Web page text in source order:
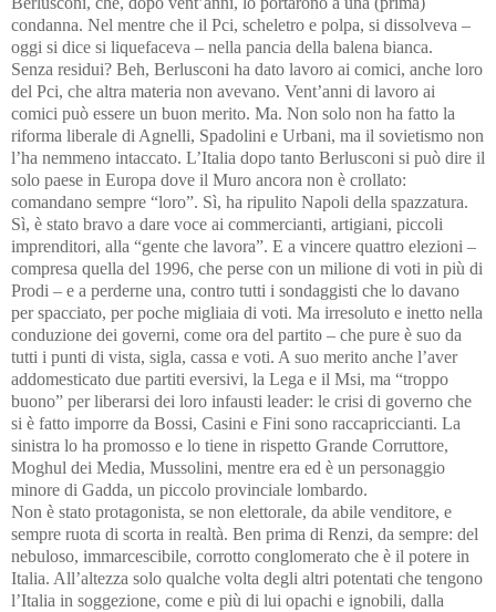
condanna. Nel mentre che il Pci, scheletro e polpa, si dissolveva –
oggi si dice si liquefaceva – nella pancia della balena bianca.
Senza residui? Beh, Berlusconi ha dato lavoro ai comici, anche loro
del Pci, che altra materia non avevano. Vent’anni di lavoro ai
comici può essere un buon merito. Ma. Non solo non ha fatto la
riforma liberale di Agnelli, Spadolini e Urbani, ma il sovietismo non
l’ha nemmeno intaccato. L’Italia dopo tanto Berlusconi si può dire il
solo paese in Europa dove il Muro ancora non è crollato:
comandano sempre “loro”. Sì, ha ripulito Napoli della spazzatura.
Sì, è stato bravo a dare voce ai commercianti, artigiani, piccoli
imprenditori, alla “gente che lavora”. E a vincere quattro elezioni –
compresa quella del 1996, che perse con un milione di voti in più di
Prodi – e a perderne una, contro tutti i sondaggisti che lo davano
per spacciato, per poche migliaia di voti. Ma irresoluto e inetto nella
conduzione dei governi, come ora del partito – che pure è suo da
tutti i punti di vista, sigla, cassa e voti. A suo merito anche l’aver
addomesticato due partiti eversivi, la Lega e il Msi, ma “troppo
buono” per liberarsi dei loro infausti leader: le crisi di governo che
si è fatto imporre da Bossi, Casini e Fini sono raccapriccianti. La
sinistra lo ha promosso e lo tiene in rispetto Grande Corruttore,
Moghul dei Media, Mussolini, mentre era ed è un personaggio
minore di Gadda, un piccolo provinciale lombardo.
Non è stato protagonista, se non elettorale, da abile venditore, e
sempre ruota di scorta in realtà. Ben prima di Renzi, da sempre: del
nebuloso, immarcescibile, corrotto conglomerato che è il potere in
Italia. All’altezza solo qualche volta degli altri potentati che tengono
l’Italia in soggezione, come e più di lui opachi e ignobili, dalla